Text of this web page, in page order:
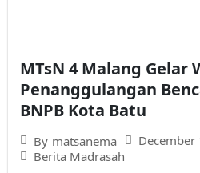
MTsN 4 Malang Gelar
Penanggulangan
BNPB Kota Batu
By matsanema
December
Berita Madrasah